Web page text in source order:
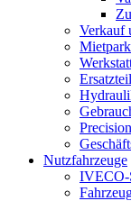
Verkauf
Mietpark
Nutzfahrzeuge
IVECO-